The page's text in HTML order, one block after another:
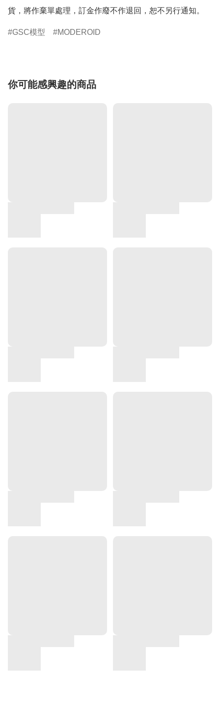
貨，將作棄單處理，訂金作廢不作退回，恕不另行通知。
GSC模型 MODEROID
你可能感興趣的商品